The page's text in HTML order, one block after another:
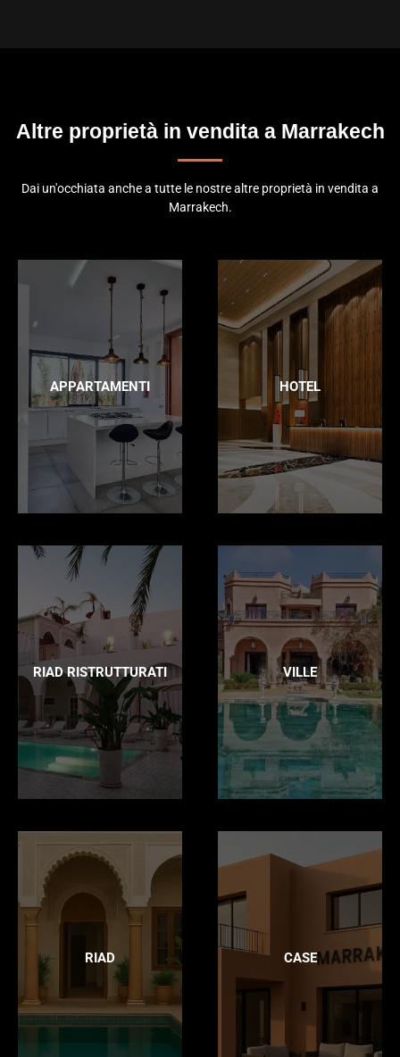
Altre proprietà in vendita a Marrakech
Dai un'occhiata anche a tutte le nostre altre proprietà in vendita a
Marrakech.
APPARTAMENTI HOTEL
RIAD RISTRUTTURATI VILLE
RIAD CASE